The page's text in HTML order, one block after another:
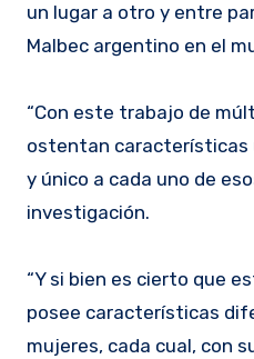
un lugar a otro y entre
Malbec argentino en el
“Con este trabajo de
ostentan características
y único a cada uno de
investigación.
“Y si bien es cierto que
posee características
mujeres, cada cual, con